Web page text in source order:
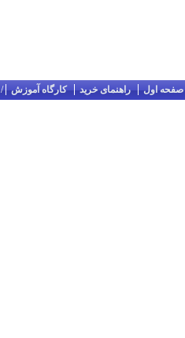
صفحه اول راهنمای خرید کارگاه آموزش